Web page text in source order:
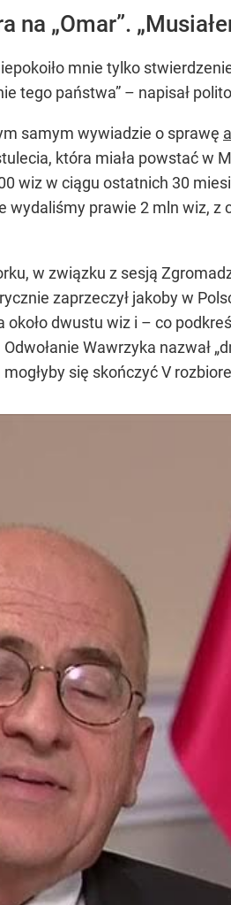
na „Omar”.
mnie tylko
tego państwa” – napisał
samym wywiadzie o sprawę
która miała powstać w
wiz w ciągu ostatnich 30
prawie 2 mln wiz, z
w związku z sesją
zaprzeczył jakoby w
około dwustu wiz i – co
Wawrzyka nazwał
się skończyć V